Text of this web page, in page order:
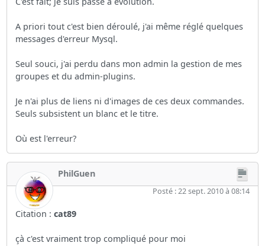
A priori tout c'est bien déroulé, j'ai même réglé quelques
messages d'erreur Mysql.
Seul souci, j'ai perdu dans mon admin la gestion de mes
groupes et du admin-plugins.
Je n'ai plus de liens ni d'images de ces deux commandes.
Seuls subsistent un blanc et le titre.
Où est l'erreur?
PhilGuen
Posté : 22 sept. 2010 à 08:14
Citation :cat89
çà c'est vraiment trop compliqué pour moi